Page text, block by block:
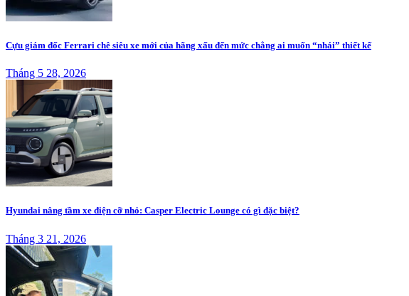
Cựu giám đốc Ferrari chê siêu xe mới của hãng xấu đến mức chẳng ai muốn “nhái” thiết kế
Tháng 5 28, 2026
Hyundai nâng tầm xe điện cỡ nhỏ: Casper Electric Lounge có gì đặc biệt?
Tháng 3 21, 2026